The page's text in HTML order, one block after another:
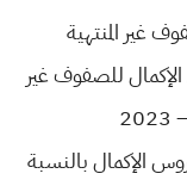
غير المنتهية
للصفوف غير
الإكمال بالنسبة